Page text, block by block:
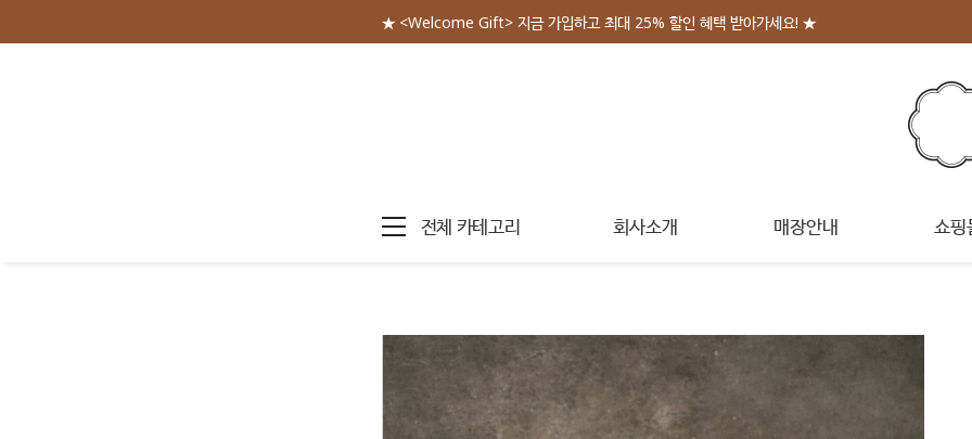
★ <Welcome Gift> 지금 가입하고 최대 25% 할인 혜택 받아가세요! ★
전체 카테고리 회사소개 매장안내 쇼핑